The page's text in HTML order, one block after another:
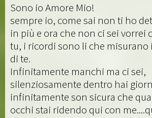
Sono io Amore Mio!
sempre io, come sai non ti ho
in più e ora che non ci sei vorrei
tu, i ricordi sono li che misurano
di te.
Infinitamente manchi ma ci sei,
silenziosamente dentro hai
infinitamente son sicura che
occhi stai ridendo qui con